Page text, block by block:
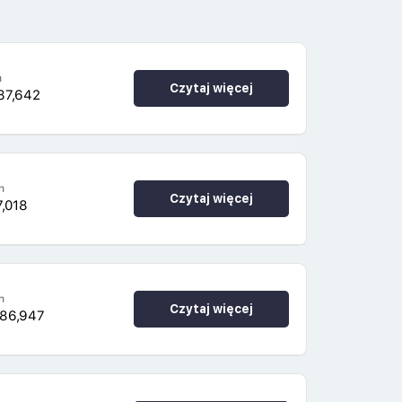
Czytaj więcej
Czytaj więcej
Czytaj więcej